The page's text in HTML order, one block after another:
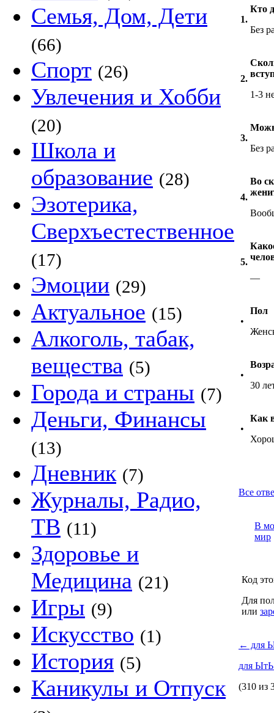
Семья, Дом, Дети
(66)
Спорт (26)
Увлечения и Хобби
(20)
Школа и
образование (28)
Эзотерика,
Сверхъестественное
(17)
Эмоции (29)
Актуальное (15)
Алкоголь, табак,
вещества (5)
Города и страны (7)
Деньги, Финансы
(13)
Дневник (7)
Журналы, Радио,
ТВ (11)
Здоровье и
Медицина (21)
Игры (9)
Искусство (1)
История (5)
Каникулы и Отпуск
1.
Кто
Без
2.
1-3
3.
Без
4.
Во
5.
—
•
Пол
•
30
•
Как
Все
В
мир
Код
Для
или
← для
для
(310 из